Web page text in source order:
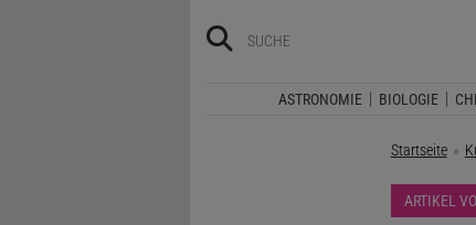
ASTRONOMIE BIOLOGIE
Startseite
ARTIKEL